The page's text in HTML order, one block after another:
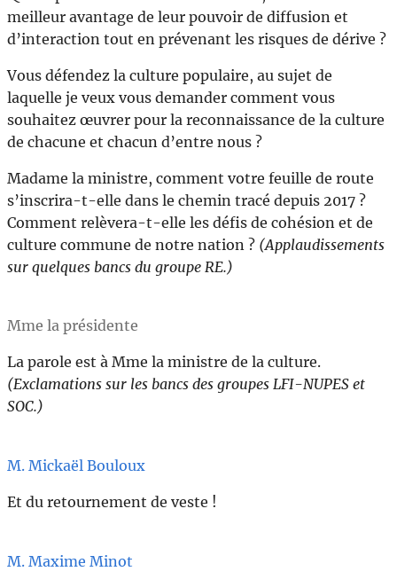
meilleur avantage de leur pouvoir de diffusion et
d’interaction tout en prévenant les risques de dérive ?
Vous défendez la culture populaire, au sujet de
laquelle je veux vous demander comment vous
souhaitez œuvrer pour la reconnaissance de la culture
de chacune et chacun d’entre nous ?
Madame la ministre, comment votre feuille de route
s’inscrira-t-elle dans le chemin tracé depuis 2017 ?
Comment relèvera-t-elle les défis de cohésion et de
culture commune de notre nation ? (Applaudissements
sur quelques bancs du groupe RE.)
Mme la présidente
La parole est à Mme la ministre de la culture.
(Exclamations sur les bancs des groupes LFI-NUPES et
SOC.)
M. Mickaël Bouloux
Et du retournement de veste !
M. Maxime Minot